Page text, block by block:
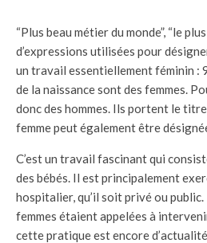
“Plus beau métier du monde”, “le
d’expressions utilisées pour
un travail essentiellement féminin :
de la naissance sont des femmes.
donc des hommes. Ils portent le titre
femme peut également être
C’est un travail fascinant qui
des bébés. Il est principalement
hospitalier, qu’il soit privé ou public.
femmes étaient appelées à
cette pratique est encore